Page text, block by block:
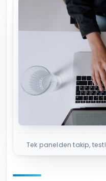
Tek panelden takip,